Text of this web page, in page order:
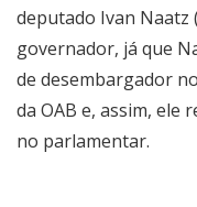
deputado Ivan Naatz
governador, já que
de desembargador
da OAB e, assim, ele
no parlamentar.